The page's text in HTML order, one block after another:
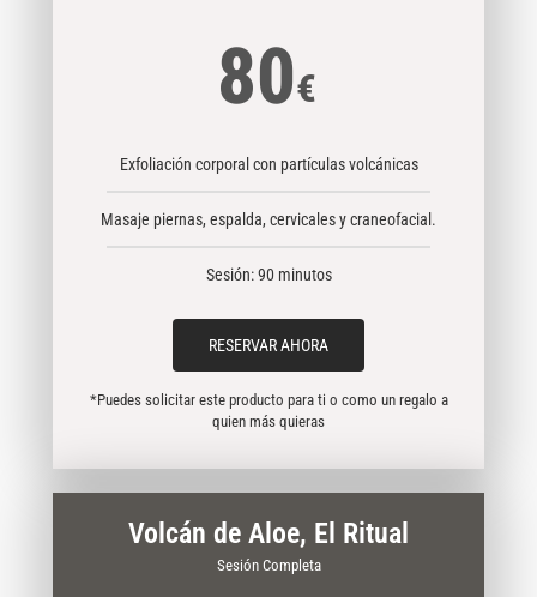
80€
Exfoliación corporal con partículas volcánicas
Masaje piernas, espalda, cervicales y craneofacial.
Sesión: 90 minutos
RESERVAR AHORA
*Puedes solicitar este producto para ti o como un regalo a
quien más quieras
Volcán de Aloe, El Ritual
Sesión Completa